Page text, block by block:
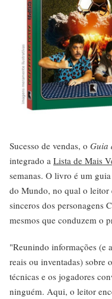
Sucesso de vendas, o Guia
integrado a Lista de Mais
semanas. O livro é um
do Mundo, no qual o leitor
sinceros dos personagens
mesmos que conduzem o
"Reunindo informações (e
reais ou inventadas) sobre
técnicas e os jogadores
ninguém. Aqui, o leitor